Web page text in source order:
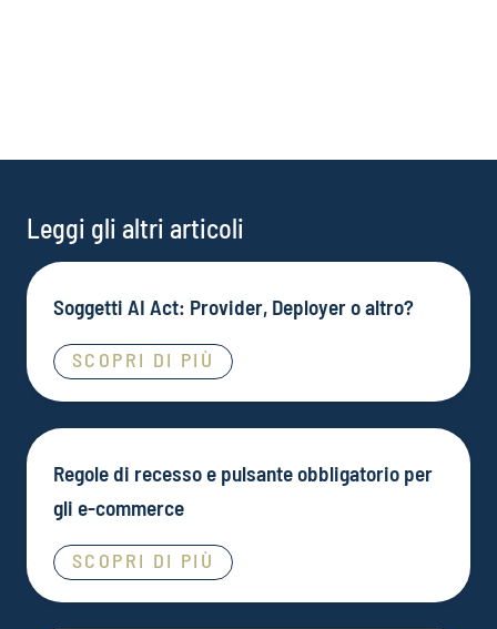
Leggi gli altri articoli
Soggetti AI Act: Provider, Deployer o altro?
SCOPRI DI PIÙ
Regole di recesso e pulsante obbligatorio per
gli e-commerce
SCOPRI DI PIÙ